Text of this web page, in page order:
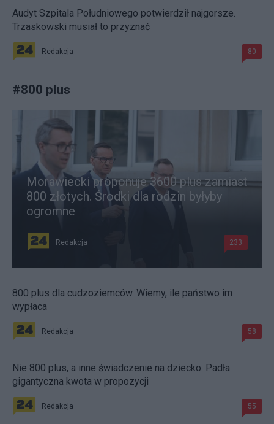
Audyt Szpitala Południowego potwierdził najgorsze.
Trzaskowski musiał to przyznać
Redakcja 80
#800 plus
Morawiecki proponuje 3600 plus zamiast
800 złotych. Środki dla rodzin byłyby
ogromne
Redakcja 233
800 plus dla cudzoziemców. Wiemy, ile państwo im
wypłaca
Redakcja 58
Nie 800 plus, a inne świadczenie na dziecko. Padła
gigantyczna kwota w propozycji
Redakcja 55